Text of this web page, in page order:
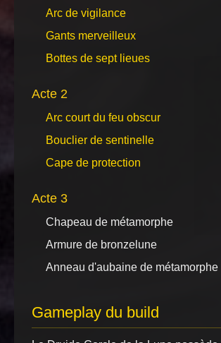
Arc de vigilance
Gants merveilleux
Bottes de sept lieues
Acte 2
Arc court du feu obscur
Bouclier de sentinelle
Cape de protection
Acte 3
Chapeau de métamorphe
Armure de bronzelune
Anneau d'aubaine de métamorphe
Gameplay du build